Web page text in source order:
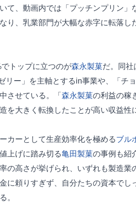
て、動画内では「プッチンプリン」
り、乳業部門が大幅な赤字に転落し
トップに立つのが森永製菓だ。同社
リー」を主軸とするin事業や、「チ
させている。「 森永製菓の利益の稼
を大きく転換したことが高い収益性
カーとして生産効率化を極めるブル
上げに踏み切る亀田製菓の事例も紹
の高さが挙げられ、いずれも製造業
に頼りすぎず、自分たちの資本でし
。